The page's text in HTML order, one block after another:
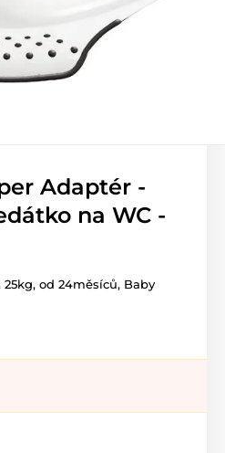
Adaptér -
na WC -
od 24měsíců, Baby